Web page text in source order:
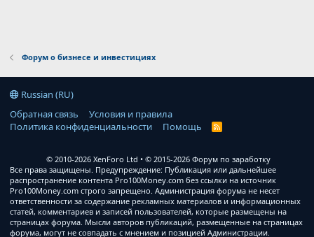
Форум о бизнесе и инвестициях
Russian (RU)
Обратная связь
Условия и правила
Политика конфиденциальности
Помощь
R
© 2010-2026 XenForo Ltd
© 2015-2026 Форум по заработку
Все права защищены. Предупреждение: Публикация или дальнейшее
распространение контента Pro100Money.com без ссылки на источник
Pro100Money.com строго запрещено. Администрация форума не несет
ответственности за содержание рекламных материалов и информационных
статей, комментариев и записей пользователей, которые размещены на
страницах форума. Мысли авторов публикаций, размещенные на страницах
форума, могут не совпадать с мнением и позицией Администрации.